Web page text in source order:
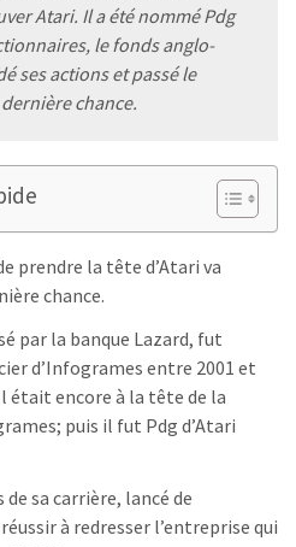
Atari. Il a été nommé Pdg
le fonds anglo-
ses actions et passé le
chance.
prendre la tête d’Atari va
chance.
par la banque Lazard, fut
d’Infogrames entre 2001 et
était encore à la tête de la
puis il fut Pdg d’Atari
de sa carrière, lancé de
à redresser l’entreprise qui